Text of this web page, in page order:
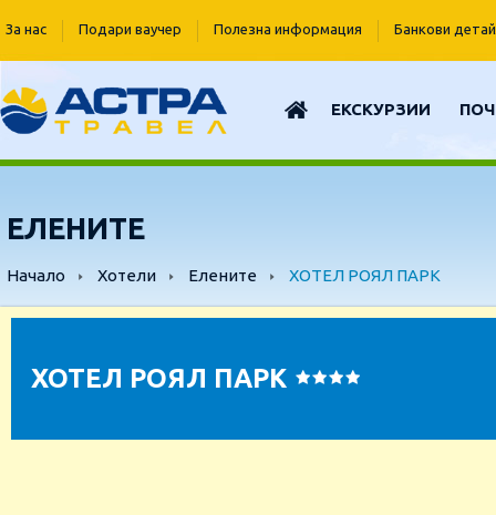
За нас Подари ваучер Полезна информация Банкови
ЕКСКУРЗИИ
ЕЛЕНИТЕ
Начало Хотели Елените ХОТЕЛ РОЯЛ ПАРК
ХОТЕЛ РОЯЛ ПАРК